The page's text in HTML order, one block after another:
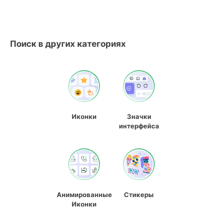
Поиск в других категориях
Иконки
Значки
интерфейса
Анимированные
Иконки
Стикеры